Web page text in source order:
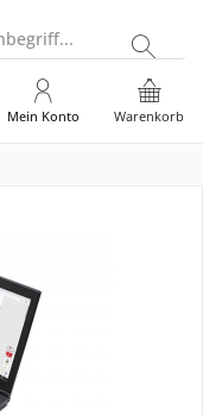
Warenkorb
Mein Konto